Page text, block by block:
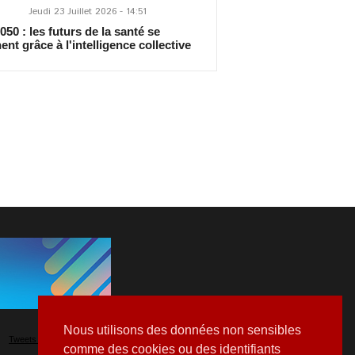
Nous utilisons des données non sensibles
comme des cookies ou des identifiants
Jeudi 23 Juillet 2026 - 14:51
: les futurs de la santé se
grâce à l'intelligence collective
Tweets by Hospitalia_Mag